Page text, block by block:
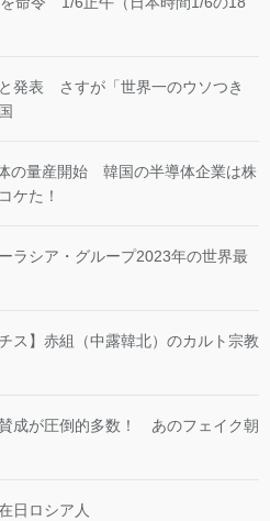
発表 さすが「世界一のウソつき
の量産開始 韓国の半導体企業は株
ケた！
ラシア・グループ2023年の世界最
ス】赤組（中露韓北）のカルト宗教
成が圧倒的多数！ あのフェイク朝
日ロシア人